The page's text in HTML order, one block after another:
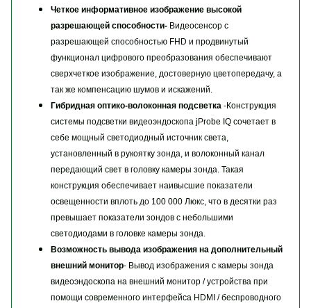
Четкое информативное изображение высокой
разрешающей способности- Видеосенсор с
разрешающей способностью FHD и продвинутый
функционал цифрового преобразования обеспечивают
сверхчеткое изображение, достоверную цветопередачу, а
так же компенсацию шумов и искажений.
Гибридная оптико-волоконная подсветка -Конструкция
системы подсветки видеоэндоскопа jProbe IQ сочетает в
себе мощный светодиодный источник света,
установленный в рукоятку зонда, и волоконный канал
передающий свет в головку камеры зонда. Такая
конструкция обеспечивает наивысшие показатели
освещенности вплоть до 100 000 Люкс, что в десятки раз
превышает показатели зондов с небольшими
светодиодами в головке камеры зонда.
Возможность вывода изображения на дополнительный
внешний монитор- Вывод изображения с камеры зонда
видеоэндоскопа на внешний монитор / устройства при
помощи современного интерфейса HDMI / беспроводного